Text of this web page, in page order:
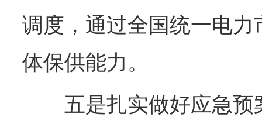
调度，通过全国统一电
体保供能力。
五是扎实做好应急预
网上购药对药下症？